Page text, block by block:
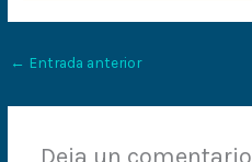
← Entrada anterior
Deja un comentario